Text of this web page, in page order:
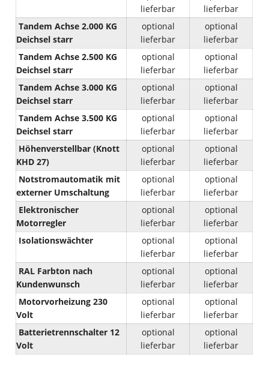
lieferbar
lieferbar
Tandem Achse 2.000 KG
Deichsel starr
optional
lieferbar
optional
lieferbar
Tandem Achse 2.500 KG
Deichsel starr
optional
lieferbar
optional
lieferbar
Tandem Achse 3.000 KG
Deichsel starr
optional
lieferbar
optional
lieferbar
Tandem Achse 3.500 KG
Deichsel starr
optional
lieferbar
optional
lieferbar
Höhenverstellbar (Knott
KHD 27)
optional
lieferbar
optional
lieferbar
Notstromautomatik mit
externer Umschaltung
optional
lieferbar
optional
lieferbar
Elektronischer
Motorregler
optional
lieferbar
optional
lieferbar
Isolationswächter
optional
lieferbar
optional
lieferbar
RAL Farbton nach
Kundenwunsch
optional
lieferbar
optional
lieferbar
Motorvorheizung 230
Volt
optional
lieferbar
optional
lieferbar
Batterietrennschalter 12
Volt
optional
lieferbar
optional
lieferbar